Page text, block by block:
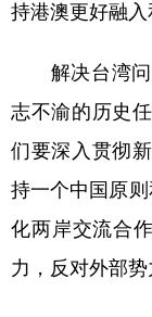
持港澳更好融入
解决台湾问
志不渝的历史
们要深入贯彻
持一个中国原则
化两岸交流合
力，反对外部势